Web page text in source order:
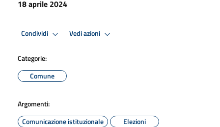
18 aprile 2024
Condividi Vedi azioni
Categorie:
Comune
Argomenti:
Comunicazione istituzionale
Elezioni